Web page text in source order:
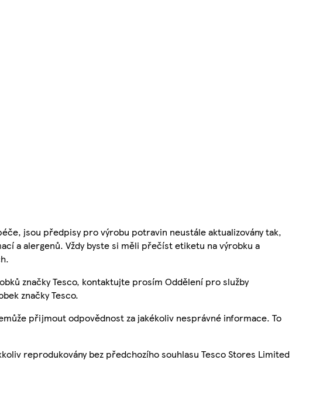
jsou předpisy pro výrobu potravin neustále aktualizovány tak,
a alergenů. Vždy byste si měli přečíst etiketu na výrobku a
značky Tesco, kontaktujte prosím Oddělení pro služby
značky Tesco.
přijmout odpovědnost za jakékoliv nesprávné informace. To
reprodukovány bez předchozího souhlasu Tesco Stores Limited